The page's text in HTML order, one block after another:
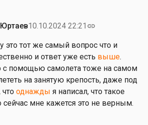
10.10.2024 22:21 link
это тот же самый вопрос что и
и ответ уже есть выше.
с помощью самолета тоже на самом
на занятую крепость, даже под
однажды я написал, что такое
мне кажется это не верным.